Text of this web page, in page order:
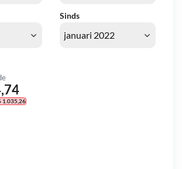
Sinds
1.035,26